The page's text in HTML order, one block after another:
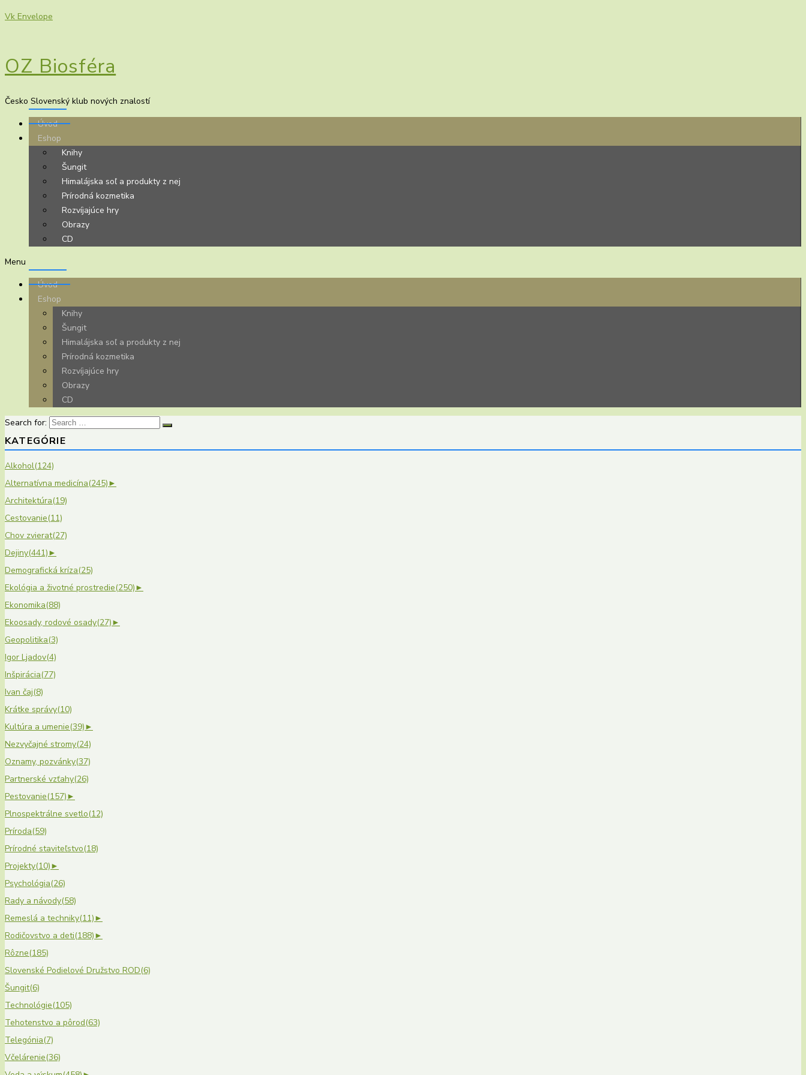
Vk Envelope
OZ Biosféra
Česko Slovenský klub nových znalostí
Úvod
Eshop
Knihy
Šungit
Himalájska soľ a produkty z nej
Prírodná kozmetika
Rozvíjajúce hry
Obrazy
CD
Menu
Úvod
Eshop
Knihy
Šungit
Himalájska soľ a produkty z nej
Prírodná kozmetika
Rozvíjajúce hry
Obrazy
CD
Search for:
KATEGÓRIE
Alkohol(124)
Alternatívna medicína(245)►
Architektúra(19)
Cestovanie(11)
Chov zvierat(27)
Dejiny(441)►
Demografická kríza(25)
Ekológia a životné prostredie(250)►
Ekonomika(88)
Ekoosady, rodové osady(27)►
Geopolitika(3)
Igor Ljadov(4)
Inšpirácia(77)
Ivan čaj(8)
Krátke správy(10)
Kultúra a umenie(39)►
Nezvyčajné stromy(24)
Oznamy, pozvánky(37)
Partnerské vzťahy(26)
Pestovanie(157)►
Plnospektrálne svetlo(12)
Príroda(59)
Prírodné staviteľstvo(18)
Projekty(10)►
Psychológia(26)
Rady a návody(58)
Remeslá a techniky(11)►
Rodičovstvo a deti(188)►
Rôzne(185)
Slovenské Podielové Družstvo ROD(6)
Šungit(6)
Technológie(105)
Tehotenstvo a pôrod(63)
Telegónia(7)
Včelárenie(36)